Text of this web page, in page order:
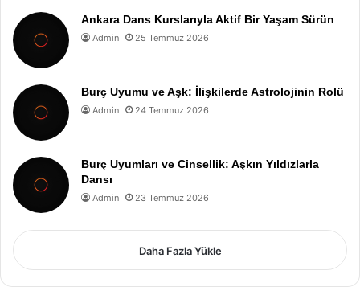
Ankara Dans Kurslarıyla Aktif Bir Yaşam Sürün
Admin 25 Temmuz 2026
Burç Uyumu ve Aşk: İlişkilerde Astrolojinin Rolü
Admin 24 Temmuz 2026
Burç Uyumları ve Cinsellik: Aşkın Yıldızlarla
Dansı
Admin 23 Temmuz 2026
Daha Fazla Yükle